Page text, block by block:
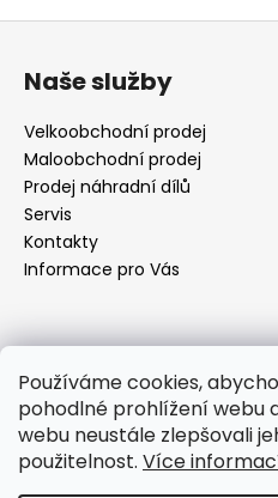
Používáme cookies,
pohodlné prohlížení webu
webu neustále zlepšovali
použitelnost. Více
Naše služby
Velkoobchodní prodej
Maloobchodní prodej
Prodej náhradní dílů
Servis
Kontakty
Informace pro Vás
objednavky@
602 155 983
https://